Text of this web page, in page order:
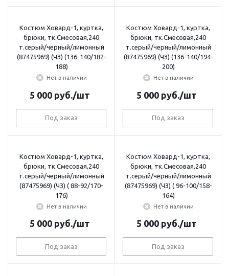
Костюм Ховард-1, куртка,
брюки, тк.Смесовая,240
т.серый/черный/лимонный
(87475969) (ЧЗ) (136-140/182-
188)
Нет в наличии
5 000руб./шт
Под заказ
Костюм Ховард-1, куртка,
брюки, тк.Смесовая,240
т.серый/черный/лимонный
(87475969) (ЧЗ) (136-140/194-
200)
Нет в наличии
5 000руб./шт
Под заказ
Костюм Ховард-1, куртка,
брюки, тк.Смесовая,240
т.серый/черный/лимонный
(87475969) (ЧЗ) ( 88-92/170-
176)
Нет в наличии
5 000руб./шт
Под заказ
Костюм Ховард-1, куртка,
брюки, тк.Смесовая,240
т.серый/черный/лимонный
(87475969) (ЧЗ) ( 96-100/158-
164)
Нет в наличии
5 000руб./шт
Под заказ